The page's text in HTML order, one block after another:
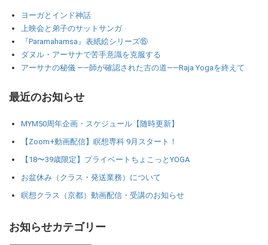
ヨーガとインド神話
上映会と弟子のサットサンガ
『Paramahamsa』表紙絵シリーズ⑮
ダヌル・アーサナで苦手意識を克服する
アーサナの秘儀 ――師が確認された古の道――Raja Yogaを終えて
最近のお知らせ
MYM50周年企画・スケジュール【随時更新】
【Zoom+動画配信】瞑想専科 9月スタート！
【18〜39歳限定】プライベートちょこっとYOGA
お盆休み（クラス・発送業務）について
瞑想クラス（京都）動画配信・受講のお知らせ
お知らせカテゴリー